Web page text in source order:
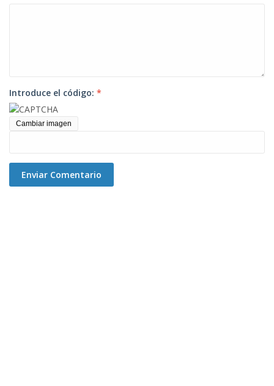
Introduce el código: *
Cambiar imagen
Enviar Comentario